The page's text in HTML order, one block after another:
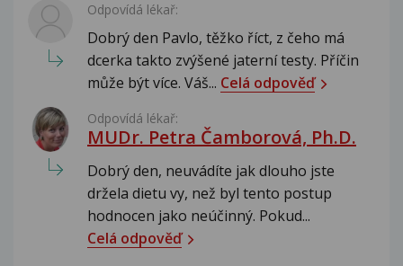
Odpovídá lékař:
Dobrý den Pavlo, těžko říct, z čeho má
dcerka takto zvýšené jaterní testy. Příčin
může být více. Váš... Celá odpověď
Odpovídá lékař:
MUDr. Petra Čamborová, Ph.D.
Dobrý den, neuvádíte jak dlouho jste
držela dietu vy, než byl tento postup
hodnocen jako neúčinný. Pokud...
Celá odpověď